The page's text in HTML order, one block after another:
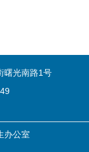
曙光南路1号
办公室